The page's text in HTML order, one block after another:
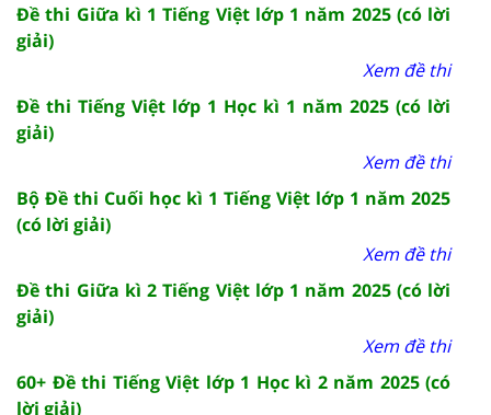
Đề thi Giữa kì 1 Tiếng Việt lớp 1 năm 2025 (có lời
giải)
Xem đề thi
Đề thi Tiếng Việt lớp 1 Học kì 1 năm 2025 (có lời
giải)
Xem đề thi
Bộ Đề thi Cuối học kì 1 Tiếng Việt lớp 1 năm 2025
(có lời giải)
Xem đề thi
Đề thi Giữa kì 2 Tiếng Việt lớp 1 năm 2025 (có lời
giải)
Xem đề thi
60+ Đề thi Tiếng Việt lớp 1 Học kì 2 năm 2025 (có
lời giải)